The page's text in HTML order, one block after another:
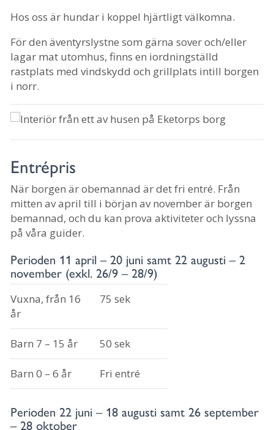
Hos oss är hundar i koppel hjärtligt välkomna.
För den äventyrslystne som gärna sover och/eller
lagar mat utomhus, finns en iordningställd
rastplats med vindskydd och grillplats intill borgen
i norr.
Entrépris
När borgen är obemannad är det fri entré. Från
mitten av april till i början av november är borgen
bemannad, och du kan prova aktiviteter och lyssna
på våra guider.
Perioden 11 april – 20 juni samt 22 augusti – 2
november (exkl. 26/9 – 28/9)
Vuxna, från 16
år
75 sek
Barn 7 – 15 år 50 sek
Barn 0 – 6 år Fri entré
Perioden 22 juni – 18 augusti samt 26 september
– 28 oktober